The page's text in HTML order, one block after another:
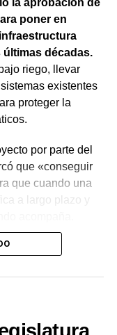
la aprobación de
poner en
décadas.
riego, llevar
existentes
proteger la
por parte del
que «conseguir
que cuando una
a largo plazo y
tiene un proyecto
y una visión de
85 millones.
financiados con
de Desarrollo y